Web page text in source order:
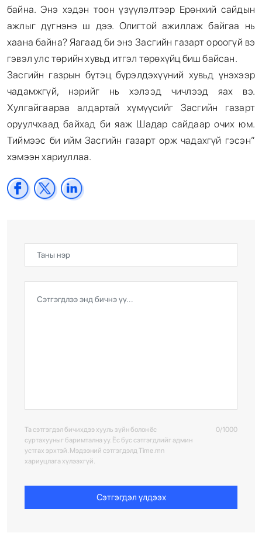
байна. Энэ хэдэн тоон үзүүлэлтээр Ерөнхий сайдын
ажлыг дүгнэнэ ш дээ. Олигтой ажиллаж байгаа нь
хаана байна? Яагаад би энэ Засгийн газарт ороогүй вэ
гэвэл улс төрийн хувьд итгэл төрөхүйц биш байсан.
Засгийн газрын бүтэц бүрэлдэхүүний хувьд үнэхээр
чадамжгүй, нэрийг нь хэлээд чичлээд яах вэ.
Хулгайгаараа алдартай хүмүүсийг Засгийн газарт
оруулчхаад байхад би яаж Шадар сайдаар очих юм.
Тиймээс би ийм Засгийн газарт орж чадахгүй гэсэн”
хэмээн хариуллаа.
Та сэтгэгдэл бичихдээ хууль зүйн болон ёс
суртахууныг баримтална уу. Ёс бус сэтгэгдлийг админ
устгах эрхтэй. Мэдээний сэтгэгдэлд Time.mn
хариуцлага хүлээхгүй.
0/1000
Сэтгэгдэл үлдээх